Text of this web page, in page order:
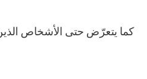
كما يتعرّض حتى الأشخاص